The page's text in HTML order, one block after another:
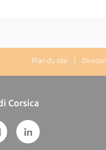
Plan du site |
Corsica